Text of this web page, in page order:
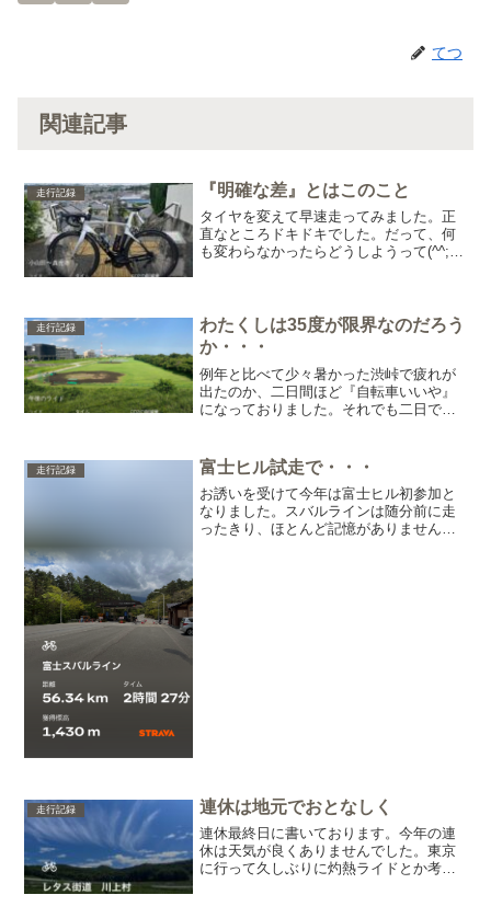
てつ
関連記事
走行記録 『明確な差』とはこのこと
タイヤを変えて早速走ってみました。正
直なところドキドキでした。だって、何
も変わらなかったらどうしようって(^^;;
風と勘違いするぐらい...
走行記録
わたくしは35度が限界なのだろう
か・・・
例年と比べて少々暑かった渋峠で疲れが
出たのか、二日間ほど『自転車いいや』
になっておりました。それでも二日で
・∇・)この日も暑いので15時ぐらいから
出走です。良い感...
走行記録 富士ヒル試走で・・・
お誘いを受けて今年は富士ヒル初参加と
なりました。スバルラインは随分前に走
ったきり、ほとんど記憶がありません。
走行記録 連休は地元でおとなしく
連休最終日に書いております。今年の連
休は天気が良くありませんでした。東京
に行って久しぶりに灼熱ライドとか考え